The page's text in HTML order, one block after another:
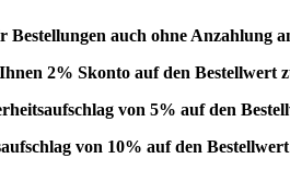
auch ohne Anzahlung
2% Skonto auf den Bestellwert
von 5% auf den
von 10% auf den